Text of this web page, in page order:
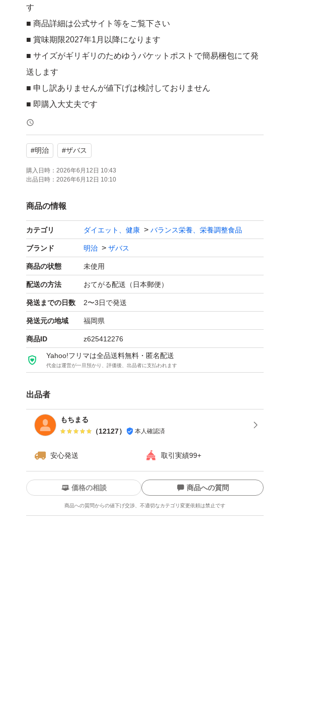
す
■ 商品詳細は公式サイト等をご覧下さい
■ 賞味期限2027年1月以降になります
■ サイズがギリギリのためゆうパケットポストで簡易梱包にて発
送します
■ 申し訳ありませんが値下げは検討しておりません
■ 即購入大丈夫です
#明治 #ザバス
購入日時： 2026年6月12日 10:43
出品日時： 2026年6月12日 10:10
商品の情報
カテゴリ ダイエット、健康 バランス栄養、栄養調整食品
ブランド 明治 ザバス
商品の状態 未使用
配送の方法 おてがる配送（日本郵便）
発送までの日数 2〜3日で発送
発送元の地域 福岡県
商品ID z625412276
Yahoo!フリマは全品送料無料・匿名配送
代金は運営が一旦預かり、評価後、出品者に支払われます
出品者
もちまる
（12127） 本人確認済
安心発送 取引実績99+
ついて
ーにバッジを付与しています
した安心・安全なユーザーです
価格の相談 商品への質問
商品への質問からの値下げ交渉、不適切なカテゴリ変更依頼は禁止です
ーします
ね！
ね！
ね！
ね！
ね！